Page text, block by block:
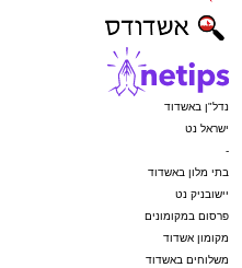
נדל"ן באשדוד
ישראל נט
-
בתי מלון באשדוד
יישובניק נט
פרסום במקומונים
מקומון אשדוד
משלוחים באשדוד